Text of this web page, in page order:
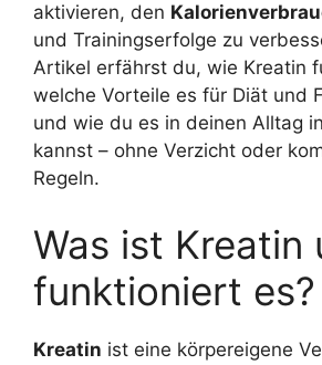
aktivieren, den
und Trainingserfolge zu
Artikel erfährst du, wie Kreatin
welche Vorteile es für Diät und
und wie du es in deinen Alltag
kannst – ohne Verzicht oder
Regeln.
Was ist Kreatin
funktioniert es?
Kreatin ist eine körpereigene